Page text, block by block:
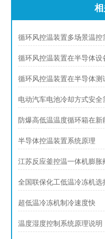
循环风控温装置多场景温控
循环风控温装置在半导体
循环风控温装置在半导体测
电动汽车电池冷却方式安全
防爆高低温温度循环箱在新
半导体控温装置系统原理
江苏反应釜控温一体机膨胀
全国联保化工低温冷冻机选
超低温冷冻机制冷速度快
温度湿度控制系统原理说明